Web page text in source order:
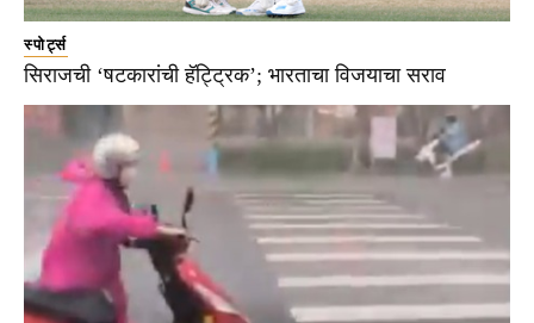
स्पोर्ट्स
सिराजची ‘षटकारांची हॅट्ट्रिक’; भारताचा विजयाचा सराव